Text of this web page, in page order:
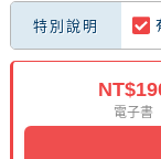
特別說明
電子書